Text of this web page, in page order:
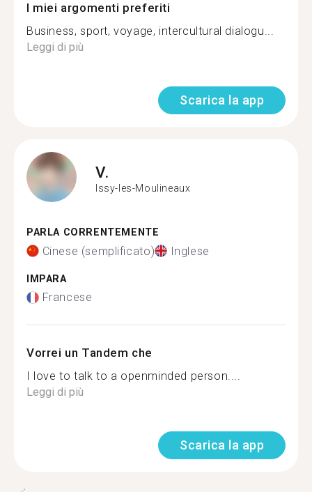
I miei argomenti preferiti
Business, sport, voyage, intercultural dialogu...
Leggi di più
Scarica la app
V.
Issy-les-Moulineaux
PARLA CORRENTEMENTE
Cinese (semplificato) Inglese
IMPARA
Francese
Vorrei un Tandem che
I love to talk to a openminded person....
Leggi di più
Scarica la app